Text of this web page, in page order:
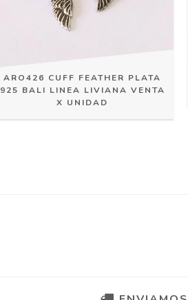
ARO426 CUFF FEATHER PLATA
925 BALI LINEA LIVIANA VENTA
X UNIDAD